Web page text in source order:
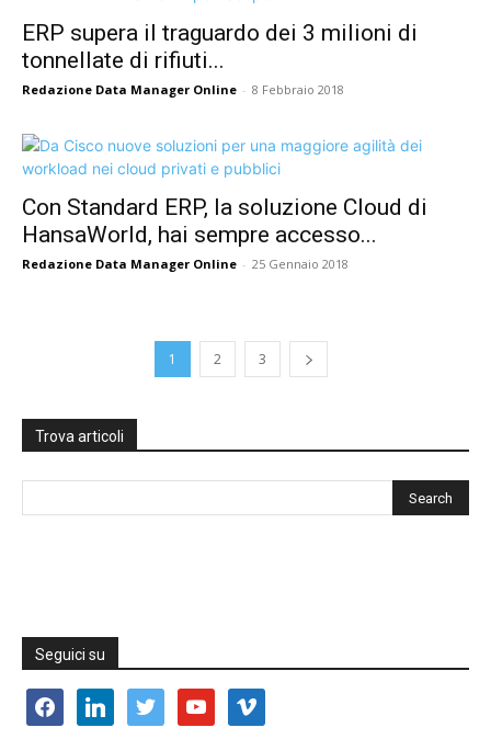
ERP supera il traguardo dei 3 milioni di
tonnellate di rifiuti...
Redazione Data Manager Online - 8 Febbraio 2018
Con Standard ERP, la soluzione Cloud di
HansaWorld, hai sempre accesso...
Redazione Data Manager Online - 25 Gennaio 2018
1 2 3
Trova articoli
Seguici su
facebooklinkedin twitter youtube vimeo